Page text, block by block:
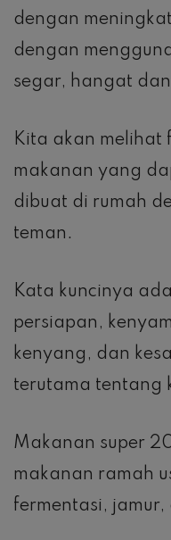
dengan
dengan
segar, hangat
Kita akan melihat
makanan yang
dibuat di rumah
teman.
Kata kuncinya
persiapan,
kenyang, dan
terutama tentang
Makanan super
makanan ramah
fermentasi, jamur,